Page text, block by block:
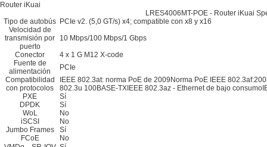
Router iKuai
LRES4006MT-POE - Router iKuai
Tipo de autobús PCIe v2. (5,0 GT/s) x4; compatible con x8 y x16
Velocidad de
transmisión por
puerto
10 Mbps/100 Mbps/1 Gbps
Conector
4 x 1 G M12 X-code
Fuente de
alimentación
PCIe
Compatibilidad
con protocolos
IEEE 802.3at: norma PoE de 2009Norma PoE IEEE
802.3u 100BASE-TXIEEE 802.3az - Ethernet de bajo
PXE
Sí
DPDK
Sí
WoL
No
iSCSI
No
Jumbo Frames
Sí
FCoE
No